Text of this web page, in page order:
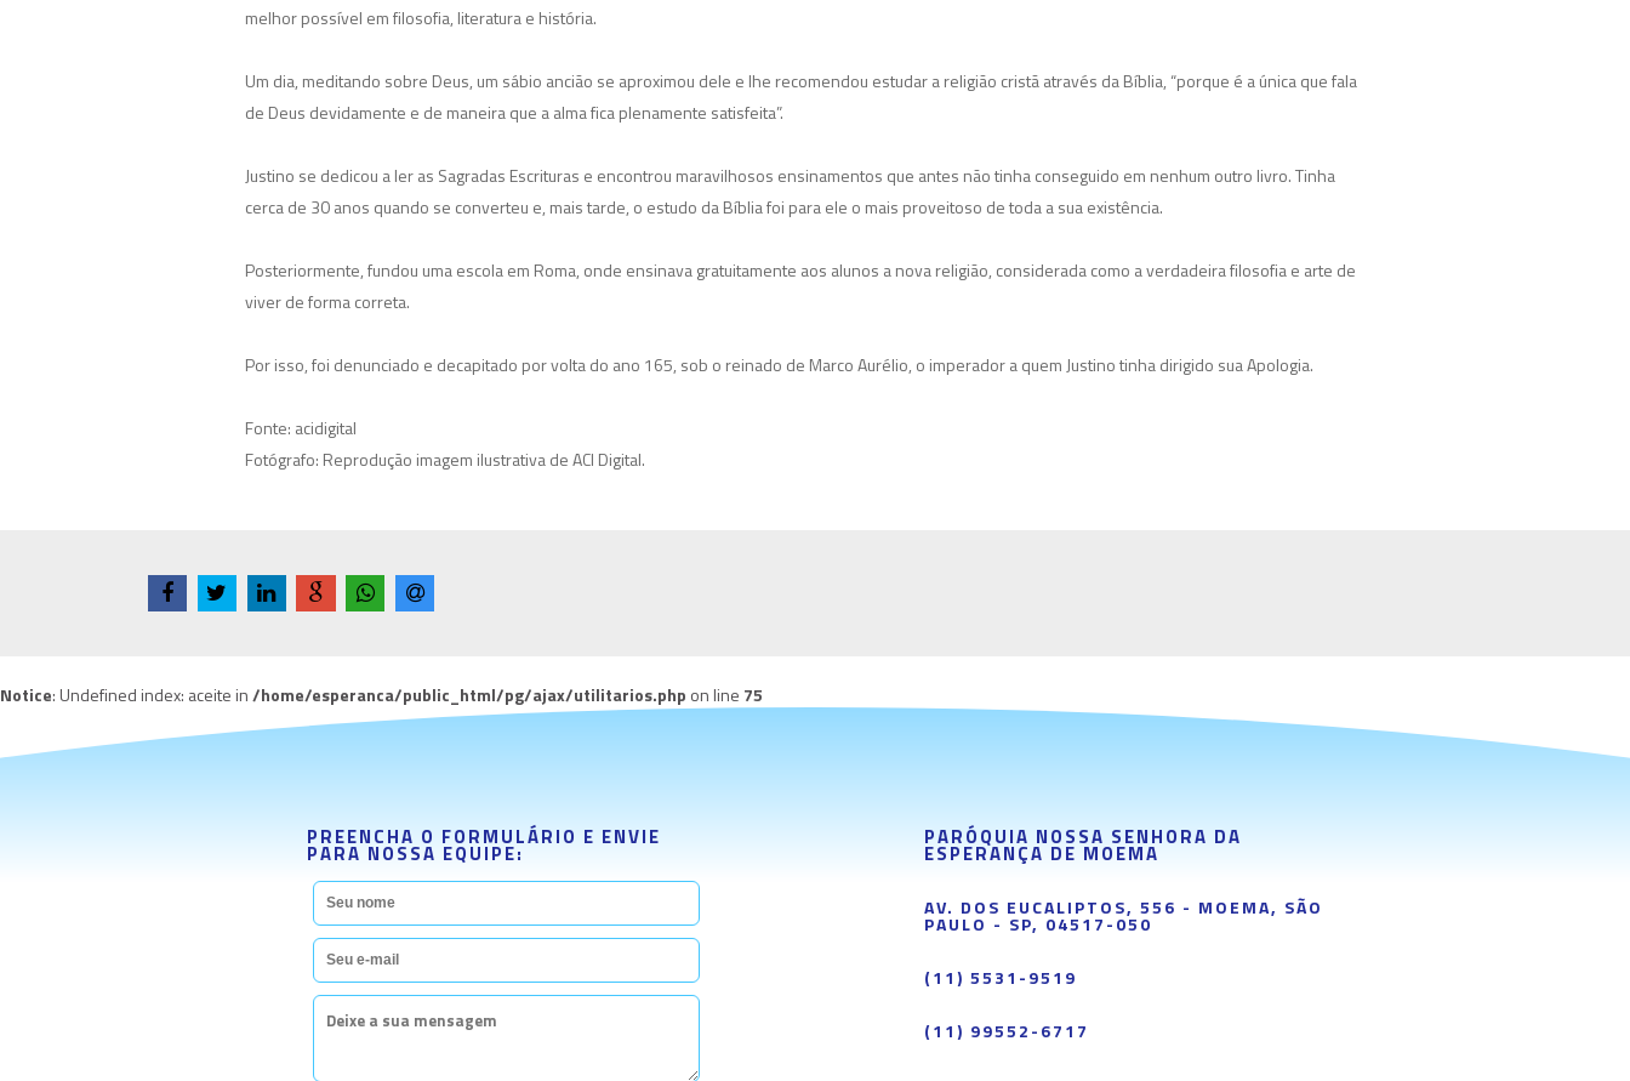
melhor possível em filosofia, literatura e história.
Um dia, meditando sobre Deus, um sábio ancião se aproximou dele e lhe recomendou estudar a religião cristã através da Bíblia, “porque é a única que fala
de Deus devidamente e de maneira que a alma fica plenamente satisfeita”.
Justino se dedicou a ler as Sagradas Escrituras e encontrou maravilhosos ensinamentos que antes não tinha conseguido em nenhum outro livro. Tinha
cerca de 30 anos quando se converteu e, mais tarde, o estudo da Bíblia foi para ele o mais proveitoso de toda a sua existência.
Posteriormente, fundou uma escola em Roma, onde ensinava gratuitamente aos alunos a nova religião, considerada como a verdadeira filosofia e arte de
viver de forma correta.
Por isso, foi denunciado e decapitado por volta do ano 165, sob o reinado de Marco Aurélio, o imperador a quem Justino tinha dirigido sua Apologia.
Fonte: acidigital
Fotógrafo: Reprodução imagem ilustrativa de ACI Digital.
Notice: Undefined index: aceite in/home/esperanca/public_html/pg/ajax/utilitarios.php on line 75
PREENCHA O FORMULÁRIO E ENVIE
PARA NOSSA EQUIPE:
PARÓQUIA NOSSA SENHORA DA
ESPERANÇA DE MOEMA
AV. DOS EUCALIPTOS, 556 - MOEMA, SÃO
PAULO - SP, 04517-050
(11) 5531-9519
(11) 99552-6717